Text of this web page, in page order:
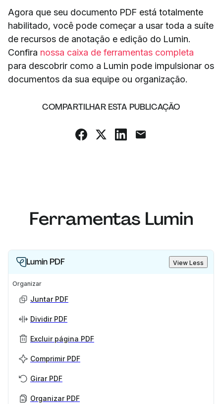
Agora que seu documento PDF está totalmente
habilitado, você pode começar a usar toda a suíte
de recursos de anotação e edição do Lumin.
Confira nossa caixa de ferramentas completa
para descobrir como a Lumin pode impulsionar os
documentos da sua equipe ou organização.
COMPARTILHAR ESTA PUBLICAÇÃO
Ferramentas Lumin
Lumin PDF View Less
Organizar
Juntar PDF
Dividir PDF
Excluir página PDF
Comprimir PDF
Girar PDF
Organizar PDF